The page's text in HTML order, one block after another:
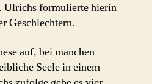
Ulrichs formulierte hierin
Geschlechtern.
auf, bei manchen
Seele in einem